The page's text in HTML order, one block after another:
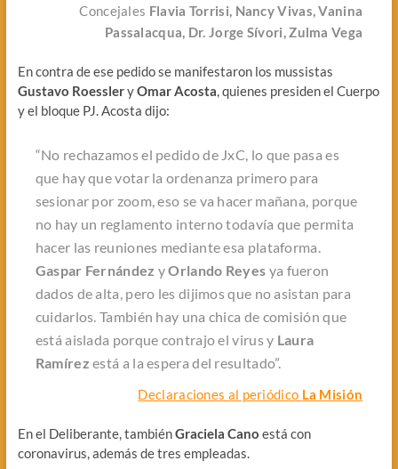
Concejales Flavia Torrisi, Nancy Vivas, Vanina
Passalacqua, Dr. Jorge Sívori, Zulma Vega
En contra de ese pedido se manifestaron los mussistas
Gustavo RoessleryOmar Acosta, quienes presiden el Cuerpo
y el bloque PJ. Acosta dijo:
“No rechazamos el pedido de JxC, lo que pasa es
que hay que votar la ordenanza primero para
sesionar por zoom, eso se va hacer mañana, porque
no hay un reglamento interno todavía que permita
hacer las reuniones mediante esa plataforma.
Gaspar Fernández yOrlando Reyes ya fueron
dados de alta, pero les dijimos que no asistan para
cuidarlos. También hay una chica de comisión que
está aislada porque contrajo el virus y Laura
Ramírez está a la espera del resultado”.
Declaraciones al periódico La Misión
En el Deliberante, tambiénGraciela Cano está con
coronavirus, además de tres empleadas.